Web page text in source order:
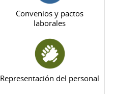
Convenios y pactos
laborales
Representación del personal